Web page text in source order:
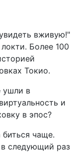
вживую!"
Более 100
Токио.
ушли в
и
в эпос?
чаще.
следующий раз